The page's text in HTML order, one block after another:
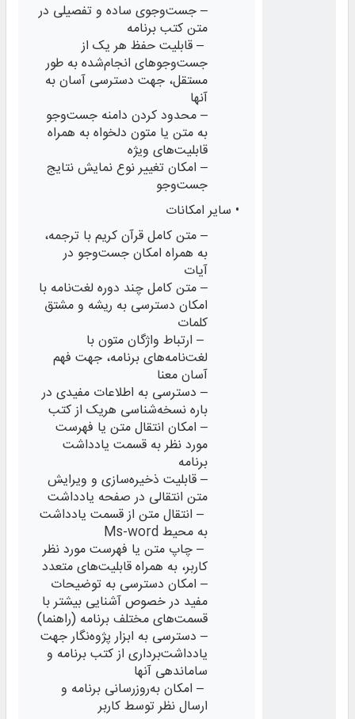
– جست‌وجوی ساده و تفصیلی در
متن کتب برنامه
– قابلیت حفظ هر یک از
جست‌وجوهای انجام‌‌‌شده به طور
مستقل، جهت دسترسی ‌آسان به
آنها
– محدود کردن دامنه جست‌وجو
به متن یا متون دلخواه به همراه
قابلیت‌های ویژه
– امکان تغییر نوع نمایش نتایج
جست‌وجو
• سایر امکانات
– متن کامل قرآن کریم با ترجمه،
به همراه امکان جست‌وجو در
آیات
– متن کامل چند دوره لغت‌نامه با
امکان دسترسی به ریشه و مشتق
کلمات
– ارتباط واژگان متون با
لغت‌نامه‌های برنامه، جهت فهم
آسان معنا
– دسترسی به اطلاعات مفیدی در
باره نسخه‌شناسی هریک از کتب
– امکان انتقال متن یا فهرست
مورد نظر به قسمت یادداشت
برنامه
– قابلیت ذخیره‌‌سازی و ویرایش
متن انتقالی در صفحه یادداشت
– انتقال متن از قسمت یادداشت
به محیط Ms-word
– چاپ متن یا فهرست مورد نظر
کاربر، به همراه قابلیت‌های متعدد
– امکان دسترسی به توضیحات
مفید در خصوص آشنایی بیشتر با
قسمت‌های مختلف برنامه (راهنما)
– دسترسی به ابزار پژوه‌نگار جهت
یادداشت‌برداری از کتب برنامه و
ساماندهی آنها
– امکان به‌روزرسانی برنامه و
ارسال نظر توسط کاربر